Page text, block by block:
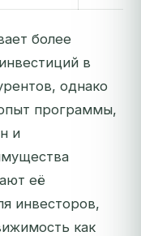
более
в
однако
программы,
и
её
инвесторов,
как